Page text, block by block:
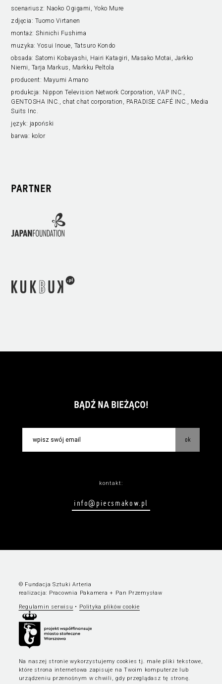
scenariusz: Naoko Ogigami, Yoko Mure
zdjęcia: Tuomo Virtanen
montaż:Shinichi Fushima
muzyka:Yosui Inoue, Tatsuro Kondo
obsada:Satomi Kobayashi, Hairi Katagiri, Masako Motai, Jarkko
Niemi, Tarja Markus, Markku Peltola
producent: Mayumi Amano
produkcja: Nippon Television Network Corporation, VAP INC.,
GENTOSHA INC., chat chat corporation, PARADISE CAFÉ INC., Media
Suits Inc.
język: japoński
barwa: kolor
PARTNER
BĄDŹ NA BIEŻĄCO!
ok
kontakt:
info@piecsmakow.pl
© Fundacja Sztuki Arteria
realizacja: Pracownia Pakamera + Pan Przemysław
Regulamin serwisu • Polityka plików cookie
Na naszej stronie wykorzystujemy cookies tj. małe pliki tekstowe,
które strona internetowa zapisuje na Twoim komputerze lub
urządzeniu przenośnym w chwili, gdy przeglądasz tę stronę.